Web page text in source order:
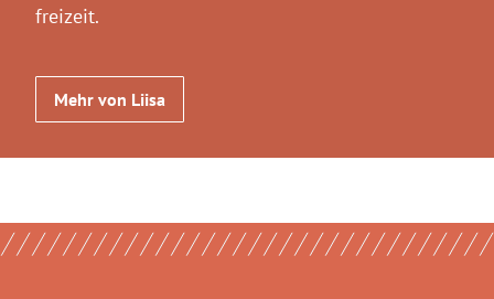
freizeit.
Mehr von Liisa